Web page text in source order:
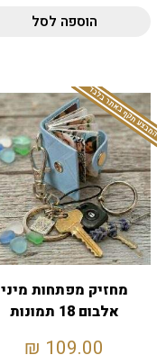
הוספה לסל
המבצע תקף באתר בלבד
מחזיק מפתחות מיני
אלבום 18 תמונות
109.00
₪